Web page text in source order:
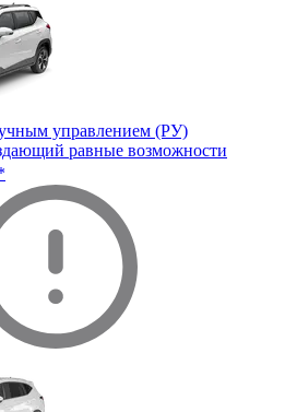
управлением (РУ)
равные возможности